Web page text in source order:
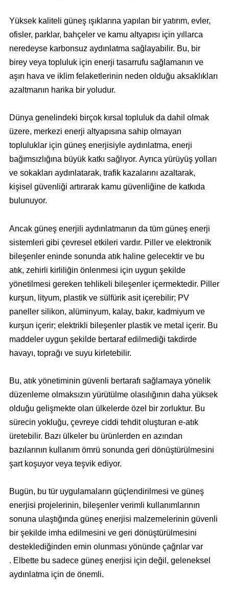
Yüksek kaliteli güneş ışıklarına yapılan bir yatırım, evler,
ofisler, parklar, bahçeler ve kamu altyapısı için yıllarca
neredeyse karbonsuz aydınlatma sağlayabilir. Bu, bir
birey veya topluluk için enerji tasarrufu sağlamanın ve
aşırı hava ve iklim felaketlerinin neden olduğu aksaklıkları
azaltmanın harika bir yoludur.
Dünya genelindeki birçok kırsal topluluk da dahil olmak
üzere, merkezi enerji altyapısına sahip olmayan
topluluklar için güneş enerjisiyle aydınlatma, enerji
bağımsızlığına büyük katkı sağlıyor. Ayrıca yürüyüş yolları
ve sokakları aydınlatarak, trafik kazalarını azaltarak,
kişisel güvenliği artırarak kamu güvenliğine de katkıda
bulunuyor.
Ancak güneş enerjili aydınlatmanın da tüm güneş enerji
sistemleri gibi çevresel etkileri vardır. Piller ve elektronik
bileşenler eninde sonunda atık haline gelecektir ve bu
atık, zehirli kirliliğin önlenmesi için uygun şekilde
yönetilmesi gereken tehlikeli bileşenler içermektedir. Piller
kurşun, lityum, plastik ve sülfürik asit içerebilir; PV
paneller silikon, alüminyum, kalay, bakır, kadmiyum ve
kurşun içerir; elektrikli bileşenler plastik ve metal içerir. Bu
maddeler uygun şekilde bertaraf edilmediği takdirde
havayı, toprağı ve suyu kirletebilir.
Bu, atık yönetiminin güvenli bertarafı sağlamaya yönelik
düzenleme olmaksızın yürütülme olasılığının daha yüksek
olduğu gelişmekte olan ülkelerde özel bir zorluktur. Bu
sürecin yokluğu, çevreye ciddi tehdit oluşturan e-atık
üretebilir. Bazı ülkeler bu ürünlerden en azından
bazılarının kullanım ömrü sonunda geri dönüştürülmesini
şart koşuyor veya teşvik ediyor.
Bugün, bu tür uygulamaların güçlendirilmesi ve güneş
enerjisi projelerinin, bileşenler verimli kullanımlarının
sonuna ulaştığında güneş enerjisi malzemelerinin güvenli
bir şekilde imha edilmesini ve geri dönüştürülmesini
desteklediğinden emin olunması yönünde çağrılar var
. Elbette bu sadece güneş enerjisi için değil, geleneksel
aydınlatma için de önemli.